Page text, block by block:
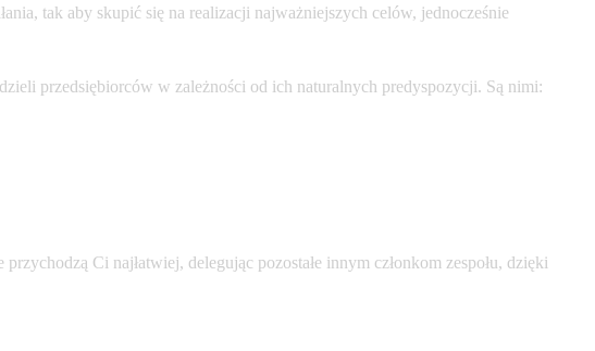
tak aby skupić się na realizacji najważniejszych celów, jednocześnie
przedsiębiorców w zależności od ich naturalnych predyspozycji. Są nimi:
Ci najłatwiej, delegując pozostałe innym członkom zespołu, dzięki